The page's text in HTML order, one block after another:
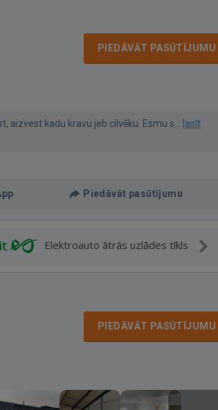
PIEDĀVĀT PASŪTĪJUMU
aizvest kadu kravu jeb cilvēku. Esmu s...
lasīt
Piedāvāt pasūtījumu
Elektroauto ātrās uzlādes tīkls
PIEDĀVĀT PASŪTĪJUMU